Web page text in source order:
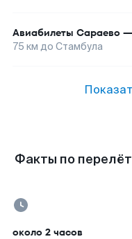
Авиабилеты Сараево —
75 км до Стамбула
Факты по
около 2 часов